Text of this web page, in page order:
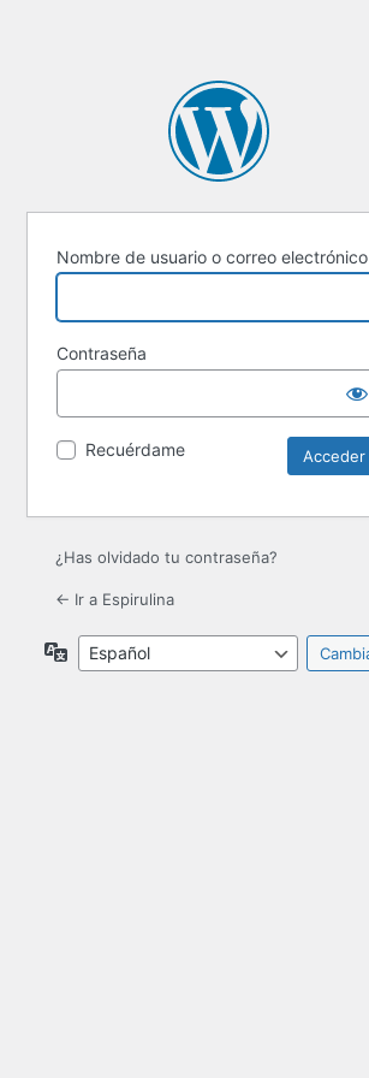
Nombre de usuario o correo electrónico
Contraseña
Recuérdame
¿Has olvidado tu contraseña?
← Ir a Espirulina
Idioma